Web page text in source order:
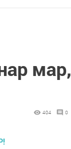
мар,
404 0